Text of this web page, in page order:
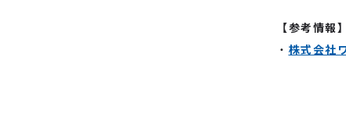
【参考情報】
・ 株式会社